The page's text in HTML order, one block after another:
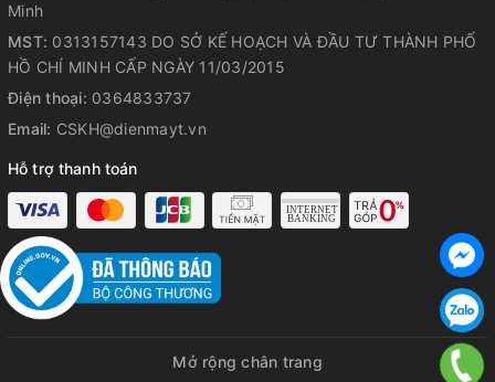
Minh
MST: 0313157143 DO SỞ KẾ HOẠCH VÀ ĐẦU TƯ THÀNH PHỐ
HỒ CHÍ MINH CẤP NGÀY 11/03/2015
Điện thoại: 0364833737
Email: CSKH@dienmayt.vn
Hỗ trợ thanh toán
Mở rộng chân trang